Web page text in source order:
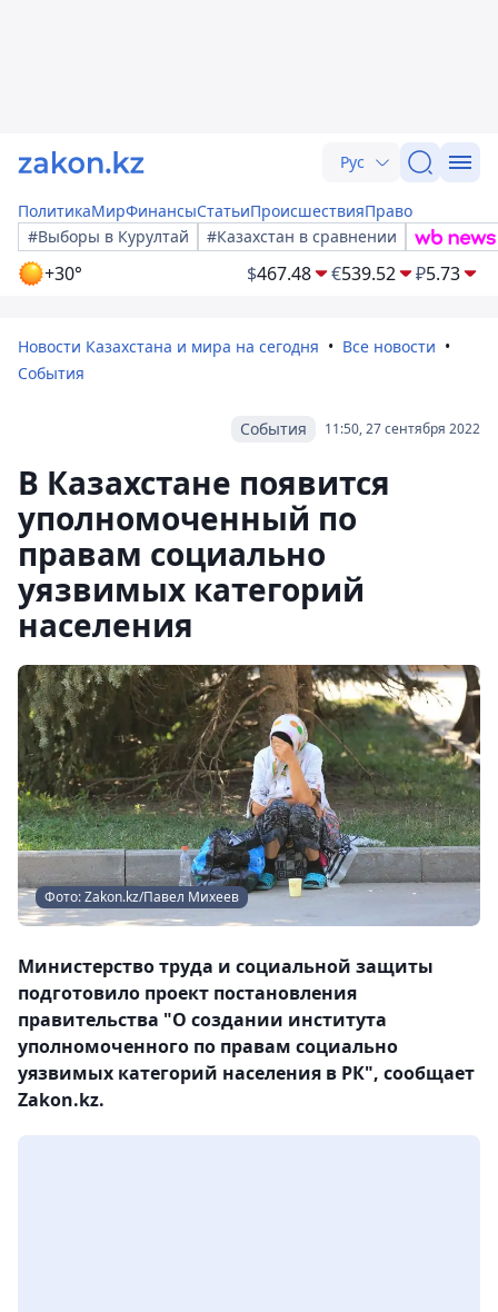
Рус
ПолитикаМирФинансыСтатьиПроисшествияПраво
#Выборы в Курултай
#Казахстан в сравнении
+30° $467.48 €539.52 ₽5.73
Новости Казахстана и мира на сегодня
Все новости
События
11:50, 27 сентября 2022
События
В Казахстане появится
уполномоченный по
правам социально
уязвимых категорий
населения
Фото: Zakon.kz/Павел Михеев
Министерство труда и социальной защиты
подготовило проект постановления
правительства "О создании института
уполномоченного по правам социально
уязвимых категорий населения в РК", сообщает
Zakon.kz.